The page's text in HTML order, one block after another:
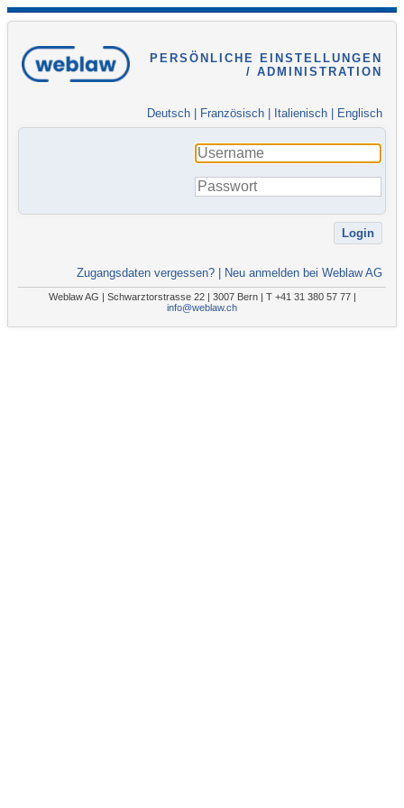
PERSÖNLICHE EINSTELLUNGEN
/ ADMINISTRATION
Deutsch Französisch Italienisch Englisch
Zugangsdaten vergessen? Neu anmelden bei Weblaw AG
Weblaw AG | Schwarztorstrasse 22 | 3007 Bern | T +41 31 380 57 77 |
info@weblaw.ch